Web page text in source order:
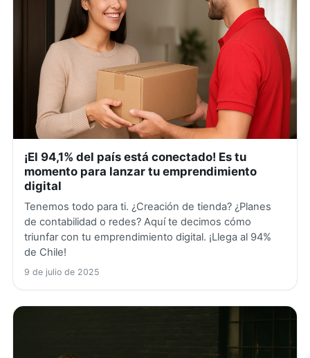
¡El 94,1% del país está conectado! Es tu
momento para lanzar tu emprendimiento
digital
Tenemos todo para ti. ¿Creación de tienda? ¿Planes
de contabilidad o redes? Aquí te decimos cómo
triunfar con tu emprendimiento digital. ¡Llega al 94%
de Chile!
9 de julio de 2025